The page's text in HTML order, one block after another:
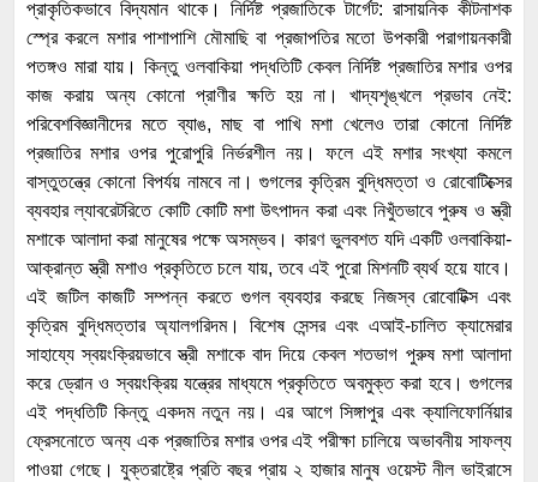
প্রাকৃতিকভাবে বিদ্যমান থাকে। নির্দিষ্ট প্রজাতিকে টার্গেট: রাসায়নিক কীটনাশক
স্প্রে করলে মশার পাশাপাশি মৌমাছি বা প্রজাপতির মতো উপকারী পরাগায়নকারী
পতঙ্গও মারা যায়। কিন্তু ওলবাকিয়া পদ্ধতিটি কেবল নির্দিষ্ট প্রজাতির মশার ওপর
কাজ করায় অন্য কোনো প্রাণীর ক্ষতি হয় না। খাদ্যশৃঙ্খলে প্রভাব নেই:
পরিবেশবিজ্ঞানীদের মতে ব্যাঙ, মাছ বা পাখি মশা খেলেও তারা কোনো নির্দিষ্ট
প্রজাতির মশার ওপর পুরোপুরি নির্ভরশীল নয়। ফলে এই মশার সংখ্যা কমলে
বাস্তুতন্ত্রে কোনো বিপর্যয় নামবে না। গুগলের কৃত্রিম বুদ্ধিমত্তা ও রোবোটিক্সের
ব্যবহার ল্যাবরেটরিতে কোটি কোটি মশা উৎপাদন করা এবং নিখুঁতভাবে পুরুষ ও স্ত্রী
মশাকে আলাদা করা মানুষের পক্ষে অসম্ভব। কারণ ভুলবশত যদি একটি ওলবাকিয়া-
আক্রান্ত স্ত্রী মশাও প্রকৃতিতে চলে যায়, তবে এই পুরো মিশনটি ব্যর্থ হয়ে যাবে।
এই জটিল কাজটি সম্পন্ন করতে গুগল ব্যবহার করছে নিজস্ব রোবোটিক্স এবং
কৃত্রিম বুদ্ধিমত্তার অ্যালগরিদম। বিশেষ সেন্সর এবং এআই-চালিত ক্যামেরার
সাহায্যে স্বয়ংক্রিয়ভাবে স্ত্রী মশাকে বাদ দিয়ে কেবল শতভাগ পুরুষ মশা আলাদা
করে ড্রোন ও স্বয়ংক্রিয় যন্ত্রের মাধ্যমে প্রকৃতিতে অবমুক্ত করা হবে। গুগলের
এই পদ্ধতিটি কিন্তু একদম নতুন নয়। এর আগে সিঙ্গাপুর এবং ক্যালিফোর্নিয়ার
ফ্রেসনোতে অন্য এক প্রজাতির মশার ওপর এই পরীক্ষা চালিয়ে অভাবনীয় সাফল্য
পাওয়া গেছে। যুক্তরাষ্ট্রে প্রতি বছর প্রায় ২ হাজার মানুষ ওয়েস্ট নীল ভাইরাসে